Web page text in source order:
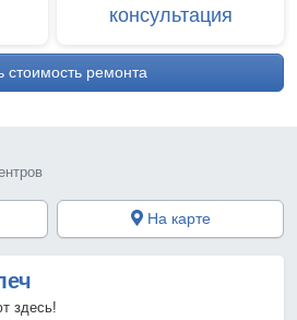
консультация
стоимость ремонта
На карте
здесь!